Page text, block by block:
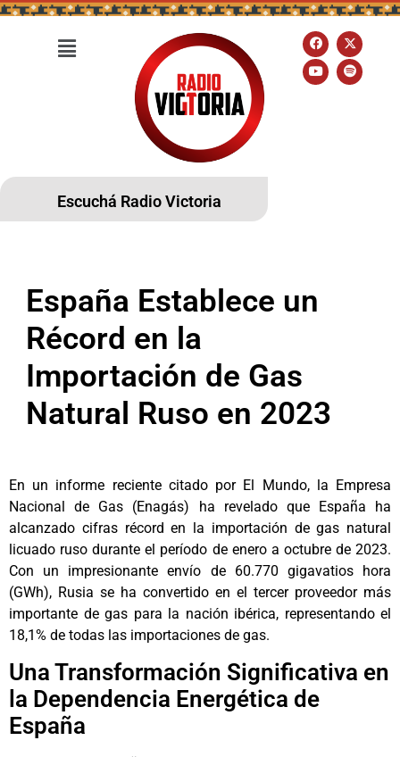
Escuchá Radio Victoria
España Establece un
Récord en la
Importación de Gas
Natural Ruso en 2023
En un informe reciente citado por El Mundo, la Empresa
Nacional de Gas (Enagás) ha revelado que España ha
alcanzado cifras récord en la importación de gas natural
licuado ruso durante el período de enero a octubre de 2023.
Con un impresionante envío de 60.770 gigavatios hora
(GWh), Rusia se ha convertido en el tercer proveedor más
importante de gas para la nación ibérica, representando el
18,1% de todas las importaciones de gas.
Una Transformación Significativa en
la Dependencia Energética de
España